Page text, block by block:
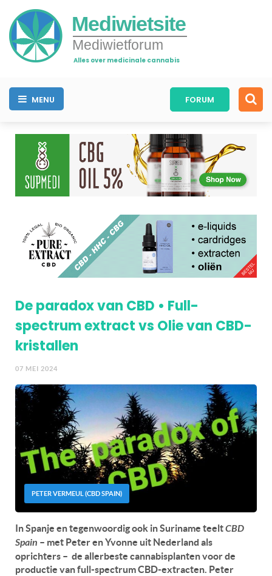
Mediwietsite
Mediwietforum
Alles over medicinale cannabis
MENU FORUM
De paradox van CBD • Full-
spectrum extract vs Olie van CBD-
kristallen
07 MEI 2024
PETER VERMEUL (CBD SPAIN)
In Spanje en tegenwoordig ook in Suriname teeltCBD
Spain – met Peter en Yvonne uit Nederland als
oprichters – de allerbeste cannabisplanten voor de
productie van full-spectrum CBD-extracten. Peter